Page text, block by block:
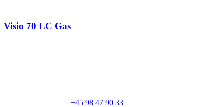
Visio 70 LC Gas
+45 98 47 90 33